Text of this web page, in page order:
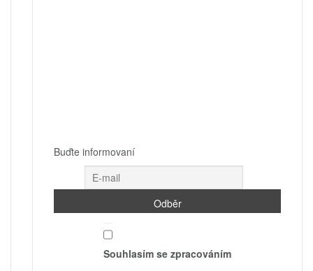
Buďte informovaní
Souhlasím se zpracováním